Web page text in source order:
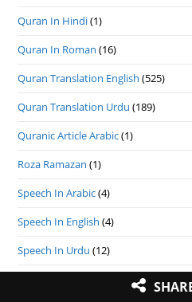
Quran In Hindi(1)
Quran In Roman (16)
Quran Translation English (525)
Quran Translation Urdu (189)
Quranic Article Arabic(1)
Roza Ramazan (1)
Speech In Arabic(4)
Speech In English (4)
Speech In Urdu (12)